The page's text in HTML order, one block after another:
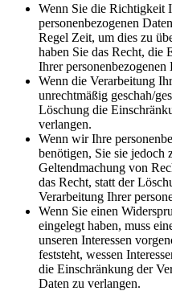
Wenn Sie die Richtigkeit
personenbezogenen
Regel Zeit, um dies zu
haben Sie das Recht, die
Ihrer personenbezogenen
Wenn die Verarbeitung
unrechtmäßig geschah/
Löschung die
verlangen.
Wenn wir Ihre
benötigen, Sie sie jedoch
Geltendmachung von
das Recht, statt der
Verarbeitung Ihrer
Wenn Sie einen
eingelegt haben, muss
unseren Interessen
feststeht, wessen
die Einschränkung der
Daten zu verlangen.